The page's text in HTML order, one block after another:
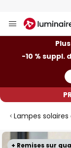
Allez
au
-10 % suppl.
Lampes
+ Remises sur
Skip